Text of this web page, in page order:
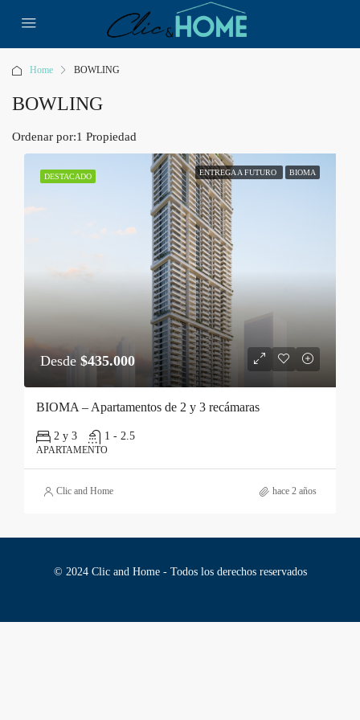
Home BOWLING
BOWLING
1 Propiedad
Ordenar por:
DESTACADO ENTREGA A FUTURO BIOMA
Desde $435.000
BIOMA – Apartamentos de 2 y 3 recámaras
2 y 3 1 - 2.5
APARTAMENTO
Clic and Home hace 2 años
© 2024 Clic and Home - Todos los derechos reservados